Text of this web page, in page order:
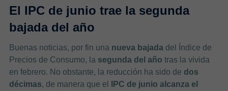
El IPC de junio trae la segunda
bajada del año
Buenas noticias, por fin una nueva bajadadel Índice de
Precios de Consumo, la segunda del año tras la vivida
en febrero. No obstante, la reducción ha sido de dos
décimas, de manera que el
IPC de junio alcanza el